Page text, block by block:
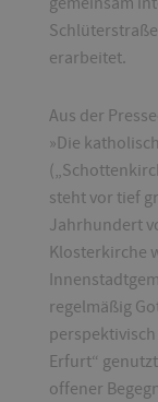
erarbeitet.
Aus der
»Die
steht vor tief
Jahrhundert
Klosterkirche
regelmäßig
Erfurt“
offener